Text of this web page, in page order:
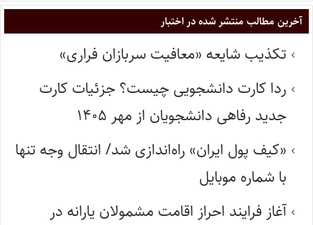
آخرین مطالب منتشر شده در اختبار
تکذیب شایعه «معافیت سربازان فراری»
ردا کارت دانشجویی چیست؟ جزئیات کارت
جدید رفاهی دانشجویان از مهر ۱۴۰۵
«کیف پول ایران» راه‌اندازی شد/ انتقال وجه تنها
با شماره موبایل
آغاز فرایند احراز اقامت مشمولان یارانه در